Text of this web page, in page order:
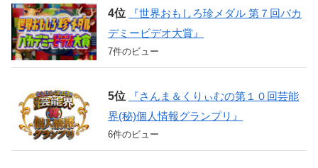
『世界おもしろ珍メダル 第７回バカ
デミービデオ大賞』
7件のビュー
『さんま＆くりぃむの第１０回芸能
界(秘)個人情報グランプリ』
6件のビュー